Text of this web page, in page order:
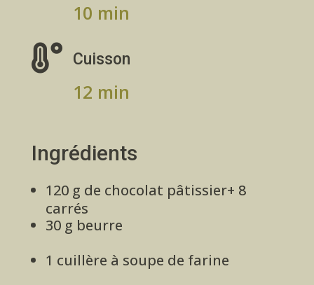
10 min
 Cuisson
12 min
Ingrédients
120 g de chocolat pâtissier+ 8
carrés
30 g beurre
1 cuillère à soupe de farine